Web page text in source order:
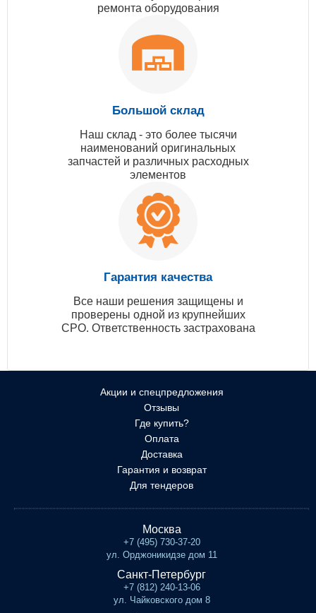
ремонта оборудования
Большой склад
Наш склад - это более тысячи
наименований оригинальных
запчастей и различных расходных
элементов
Гарантия качества
Все наши решения защищены и
проверены одной из крупнейших
СРО. Ответственность застрахована
Акции и спецпредложения
Отзывы
Где купить?
Оплата
Доставка
Гарантия и возврат
Для тендеров
Москва
+7 (495) 730-37-20
ул. Орджоникидзе дом 11
Санкт-Петербург
+7 (812) 240-13-06
ул. Чайковского дом 8